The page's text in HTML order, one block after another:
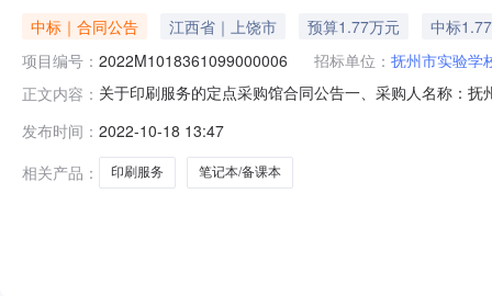
中标｜合同公告 江西省｜上饶市 预算1.77万元
中标
项目编号： 2022M1018361099000006 招标单位： 抚州市实验学
正文内容： 关于印刷服务的定点采购馆合同公告一、采购人名称：
本，稿纸，运动会秩序册,采购数量:4670,其他详细要求:
发布时间： 2022-10-18 13:47
相关产品：
印刷服务 笔记本/备课本